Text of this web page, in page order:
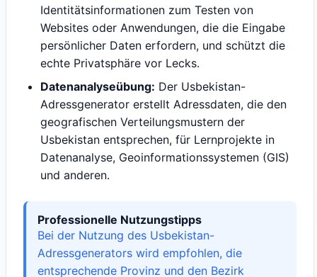
Identitätsinformationen zum Testen von
Websites oder Anwendungen, die die Eingabe
persönlicher Daten erfordern, und schützt die
echte Privatsphäre vor Lecks.
Datenanalyseübung: Der Usbekistan-
Adressgenerator erstellt Adressdaten, die den
geografischen Verteilungsmustern der
Usbekistan entsprechen, für Lernprojekte in
Datenanalyse, Geoinformationssystemen (GIS)
und anderen.
Professionelle Nutzungstipps
Bei der Nutzung des Usbekistan-
Adressgenerators wird empfohlen, die
entsprechende Provinz und den Bezirk